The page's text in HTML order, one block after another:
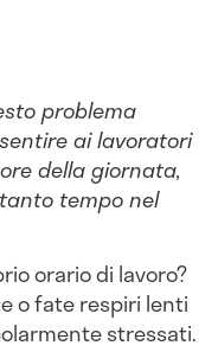
problema
ai lavoratori
della giornata,
tempo nel
orario di lavoro?
o fate respiri lenti
stressati.